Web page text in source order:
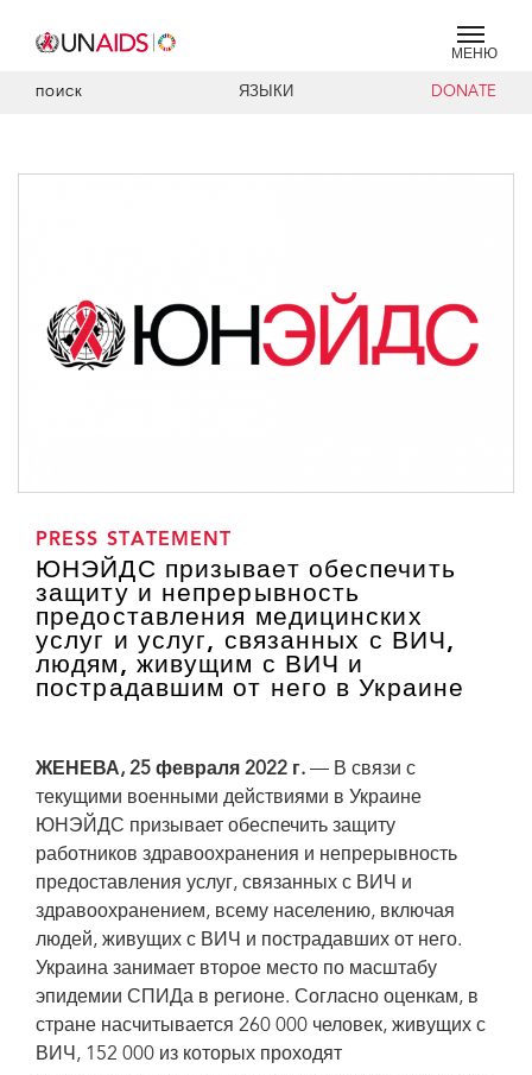
МЕНЮ
ПОИСК ЯЗЫКИ DONATE
PRESS STATEMENT
ЮНЭЙДС призывает обеспечить
защиту и непрерывность
предоставления медицинских
услуг и услуг, связанных с ВИЧ,
людям, живущим с ВИЧ и
пострадавшим от него в Украине
ЖЕНЕВА, 25 февраля 2022 г. — В связи с
текущими военными действиями в Украине
ЮНЭЙДС призывает обеспечить защиту
работников здравоохранения и непрерывность
предоставления услуг, связанных с ВИЧ и
здравоохранением, всему населению, включая
людей, живущих с ВИЧ и пострадавших от него.
Украина занимает второе место по масштабу
эпидемии СПИДа в регионе. Согласно оценкам, в
стране насчитывается 260 000 человек, живущих с
ВИЧ, 152 000 из которых проходят